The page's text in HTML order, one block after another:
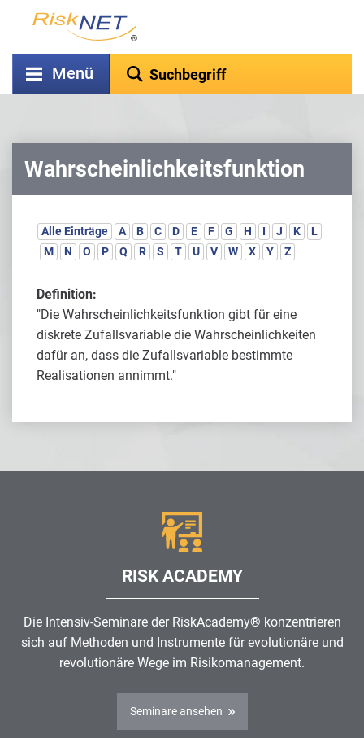
Menü
Wahrscheinlichkeitsfunktion
Alle Einträge A B C D E F G H I J K
L
M
N O P Q R S T U V W X Y Z
Definition:
"Die Wahrscheinlichkeitsfunktion gibt für eine
diskrete Zufallsvariable die Wahrscheinlichkeiten
dafür an, dass die Zufallsvariable bestimmte
Realisationen annimmt."
RISK ACADEMY
Die Intensiv-Seminare der RiskAcademy® konzentrieren
sich auf Methoden und Instrumente für evolutionäre und
revolutionäre Wege im Risikomanagement.
Seminare ansehen